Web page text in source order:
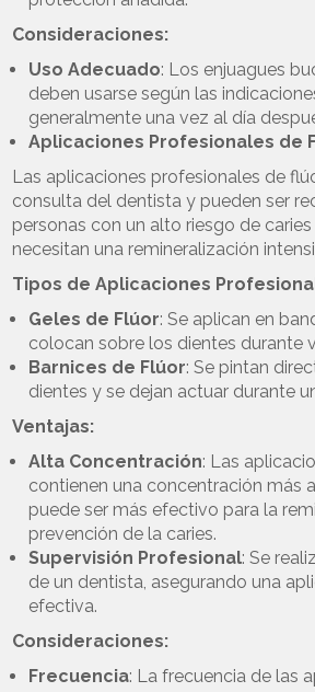
Consideraciones:
Uso Adecuado: Los enjuagues
deben usarse según las
generalmente una vez al día
Aplicaciones Profesionales de
Las aplicaciones profesionales de
consulta del dentista y pueden ser
personas con un alto riesgo de
necesitan una remineralización
Tipos de Aplicaciones
Geles de Flúor: Se aplican en
colocan sobre los dientes durante
Barnices de Flúor: Se pintan
dientes y se dejan actuar durante
Ventajas:
Alta Concentración: Las
contienen una concentración más
puede ser más efectivo para la
prevención de la caries.
Supervisión Profesional: Se
de un dentista, asegurando una
efectiva.
Consideraciones:
Frecuencia: La frecuencia de las